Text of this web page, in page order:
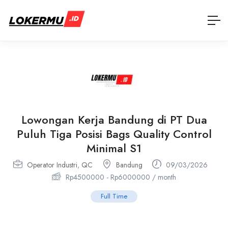
Lowongan Kerja Bandung di PT Dua
Puluh Tiga Posisi Bags Quality Control
Minimal S1
Operator Industri, QC Bandung
09/03/2026
Rp4500000 - Rp6000000 / month
Full Time